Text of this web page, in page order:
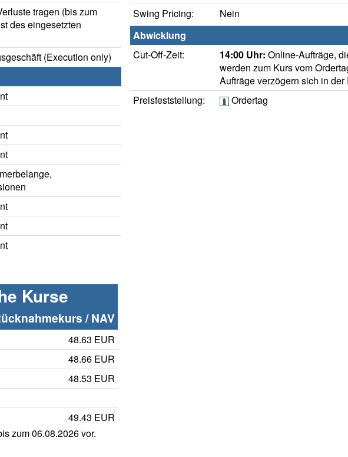
tragen (bis zum
des eingesetzten
(Execution only)
Kurse
/ NAV
48.63 EUR
48.66 EUR
48.53 EUR
49.43 EUR
zum 06.08.2026 vor.
Swing Pricing:
Nein
Abwicklung
Cut-Off-Zeit:
14:00 Uhr: Online-Aufträge,
werden zum Kurs vom
Aufträge verzögern sich in
Preisfeststellung:
Ordertag